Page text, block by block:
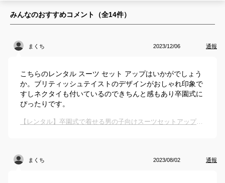
みんなのおすすめコメント（全14件）
まくち 2023/12/06 通報
こちらのレンタル スーツ セット アップはいかがでしょう
か。ブリティッシュテイストのデザインがおしゃれ印象で
すしネクタイも付いているのできちんと感もあり卒園式に
ぴったりです。
【レンタル】卒園式で着せる男の子向けスーツセットアップは？
まくち 2023/08/02 通報